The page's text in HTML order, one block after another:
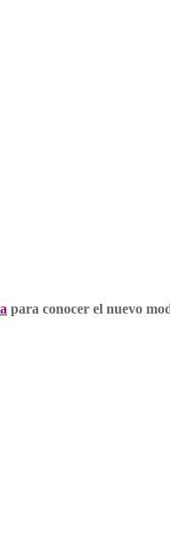
para conocer el nuevo